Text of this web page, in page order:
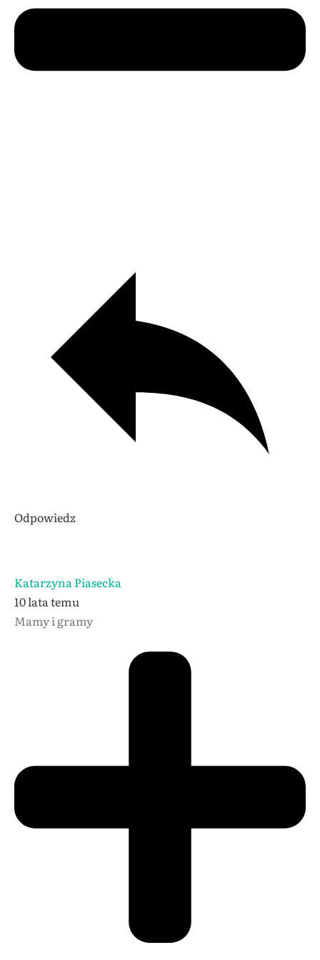
Odpowiedz
Katarzyna Piasecka
10 lata temu
Mamy i gramy